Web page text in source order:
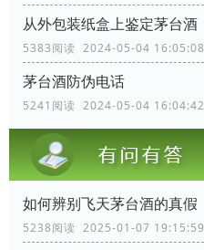
从外包装纸盒上鉴定茅台酒
5383阅读 2024-05-04 16:05:08
茅台酒防伪电话
5241阅读 2024-05-04 16:04:42
如何辨别飞天茅台酒的真假
5238阅读 2025-01-07 19:15:59